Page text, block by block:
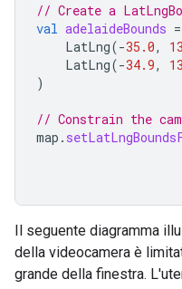
// Create a
val adelaideBounds =
LatLng(-35.0,
LatLng(-34.9,
)
// Constrain the
map .
Il seguente diagramma
della videocamera è
grande della finestra.